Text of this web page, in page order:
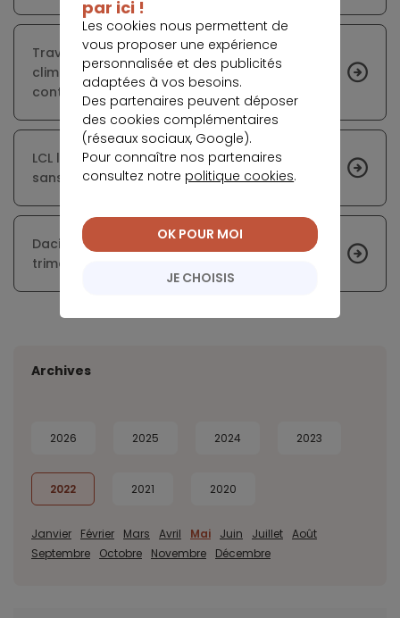
Travaux immobiliers et réchauffement
climatique : utiliser la peinture pour lutter
contre la chaleur
LCL lance « flex », un mini-crédit instantané
sans justificatifs
Dacia brille sur un marché morose au premier
trimestre
Archives
2026 2025 2024 2023
2022 2021 2020
Janvier Février Mars Avril Mai Juin Juillet Août
Septembre
Octobre Novembre Décembre
par ici !
Les cookies nous permettent de
vous proposer une expérience
personnalisée et des publicités
adaptées à vos besoins.
Des partenaires peuvent déposer
des cookies complémentaires
(réseaux sociaux, Google).
Pour connaître nos partenaires
consultez notre politique cookies.
JE CHOISIS
OK POUR MOI